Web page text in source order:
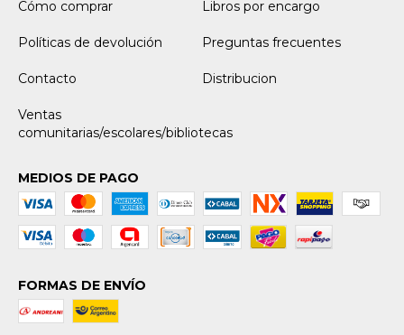
Cómo comprar Libros por encargo
Políticas de devolución Preguntas frecuentes
Contacto Distribucion
Ventas
comunitarias/escolares/bibliotecas
MEDIOS DE PAGO
FORMAS DE ENVÍO